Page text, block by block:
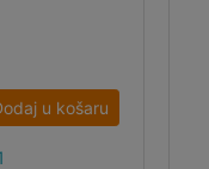
u košaru